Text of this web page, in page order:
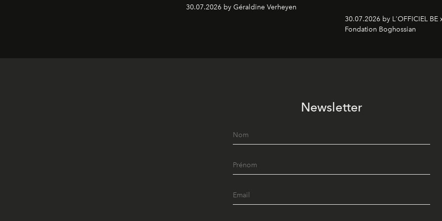
30.07.2026 by Géraldine Verheyen
30.07.2026 by L'OFFICIEL BE
Fondation Boghossian
Newsletter